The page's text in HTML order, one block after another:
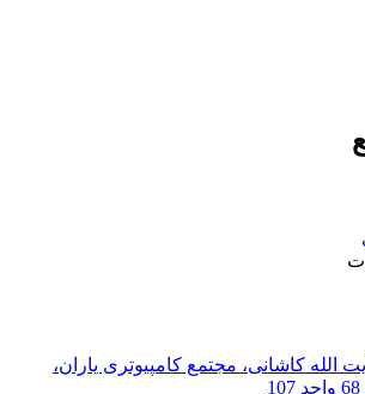
الله کاشانی، مجتمع کامپیوتری یاران،